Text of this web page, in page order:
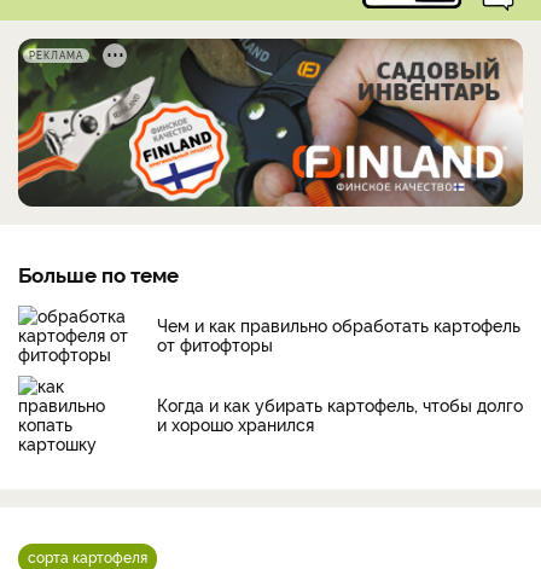
РЕКЛАМА
Больше по теме
Чем и как правильно обработать картофель
от фитофторы
Когда и как убирать картофель, чтобы долго
и хорошо хранился
сорта картофеля